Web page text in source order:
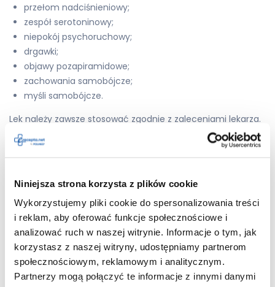
Niniejsza strona korzysta z plików cookie
Wykorzystujemy pliki cookie do spersonalizowania treści
i reklam, aby oferować funkcje społecznościowe i
analizować ruch w naszej witrynie. Informacje o tym, jak
korzystasz z naszej witryny, udostępniamy partnerom
społecznościowym, reklamowym i analitycznym.
Partnerzy mogą połączyć te informacje z innymi danymi
przełom nadciśnieniowy;
zespół serotoninowy;
niepokój psychoruchowy;
drgawki;
objawy pozapiramidowe;
zachowania samobójcze;
myśli samobójcze.
Lek należy zawsze stosować zgodnie z zaleceniami lekarza.
Odnotowywano także takie działania niepożądane jak m.in.:
Maksymalnie 4 leki na jednej recepcie.
Duloxetine
Zentiva
Dodaj do
recepty